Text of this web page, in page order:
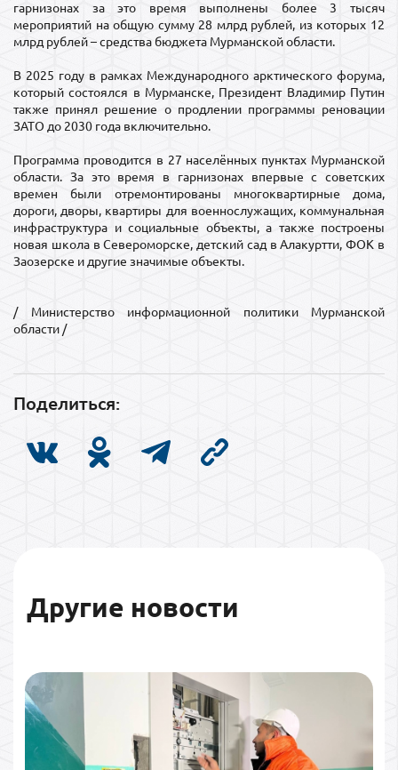
гарнизонах за это время выполнены более 3 тысяч
мероприятий на общую сумму 28 млрд рублей, из которых 12
млрд рублей – средства бюджета Мурманской области.
В 2025 году в рамках Международного арктического форума,
который состоялся в Мурманске, Президент Владимир Путин
также принял решение о продлении программы реновации
ЗАТО до 2030 года включительно.
Программа проводится в 27 населённых пунктах Мурманской
области. За это время в гарнизонах впервые с советских
времен были отремонтированы многоквартирные дома,
дороги, дворы, квартиры для военнослужащих, коммунальная
инфраструктура и социальные объекты, а также построены
новая школа в Североморске, детский сад в Алакуртти, ФОК в
Заозерске и другие значимые объекты.
/ Министерство информационной политики Мурманской
области /
Поделиться:
Другие новости